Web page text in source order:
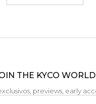
THE KYCO WORLD
previews, early